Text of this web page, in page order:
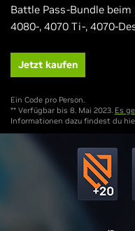
Battle Pass-Bundle
4080-, 4070 Ti-, 4070-
Jetzt kaufen
Ein Code pro Person.
** Verfügbar bis 8. Mai 2023. Es
Informationen dazu findest du